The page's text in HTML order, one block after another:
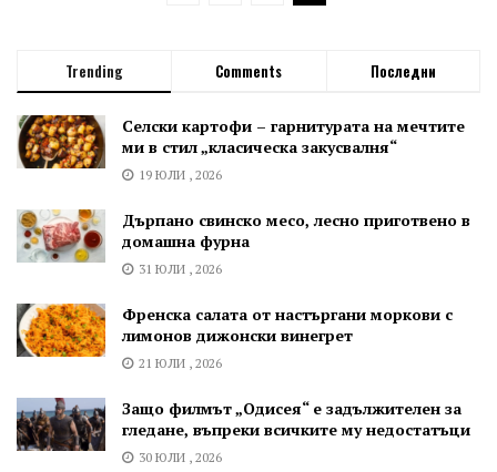
Trending Comments Последни
Селски картофи – гарнитурата на мечтите
ми в стил „класическа закусвалня“
19 ЮЛИ , 2026
Дърпано свинско месо, лесно приготвено в
домашна фурна
31 ЮЛИ , 2026
Френска салата от настъргани моркови с
лимонов дижонски винегрет
21 ЮЛИ , 2026
Защо филмът „Одисея“ е задължителен за
гледане, въпреки всичките му недостатъци
30 ЮЛИ , 2026